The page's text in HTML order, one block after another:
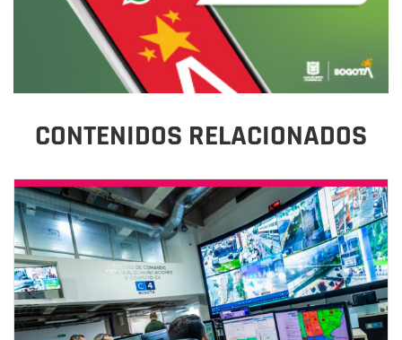
CONTENIDOS RELACIONADOS